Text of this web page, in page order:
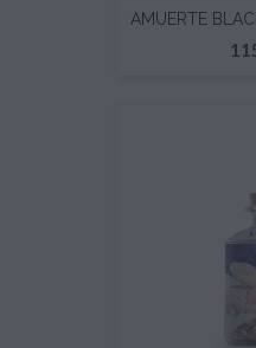
AMUERTE